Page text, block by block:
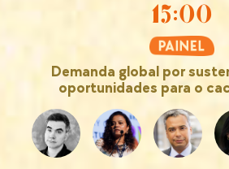
15:00
Demanda global por
oportunidades para o